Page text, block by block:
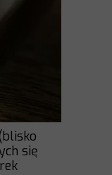
się